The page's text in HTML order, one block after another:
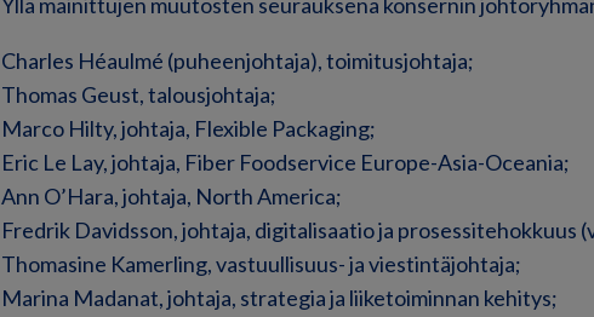
Charles Héaulmé (puheenjohtaja), toimitusjohtaja;
Thomas Geust, talousjohtaja;
Marco Hilty, johtaja, Flexible Packaging;
Eric Le Lay, johtaja, Fiber Foodservice Europe-Asia-Oceania;
Ann O’Hara, johtaja, North America;
Fredrik Davidsson, johtaja, digitalisaatio ja prosessitehokkuus
Thomasine Kamerling, vastuullisuus- ja viestintäjohtaja;
Marina Madanat, johtaja, strategia ja liiketoiminnan kehitys;